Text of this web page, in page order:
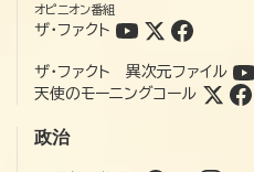
オピニオン番組
ザ・ファクト
ザ・ファクト 異次元ファイル
天使のモーニングコール
政治